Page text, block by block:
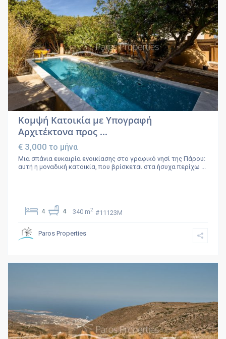
Κομψή Κατοικία με Υπογραφή
Αρχιτέκτονα προς ...
€ 3,000το μήνα
Μια σπάνια ευκαιρία ενοικίασης στο γραφικό νησί της Πάρου:
αυτή η μοναδική κατοικία, που βρίσκεται στα ήσυχα περίχω ...
4 4 340 m2 #11123M
Paros Properties